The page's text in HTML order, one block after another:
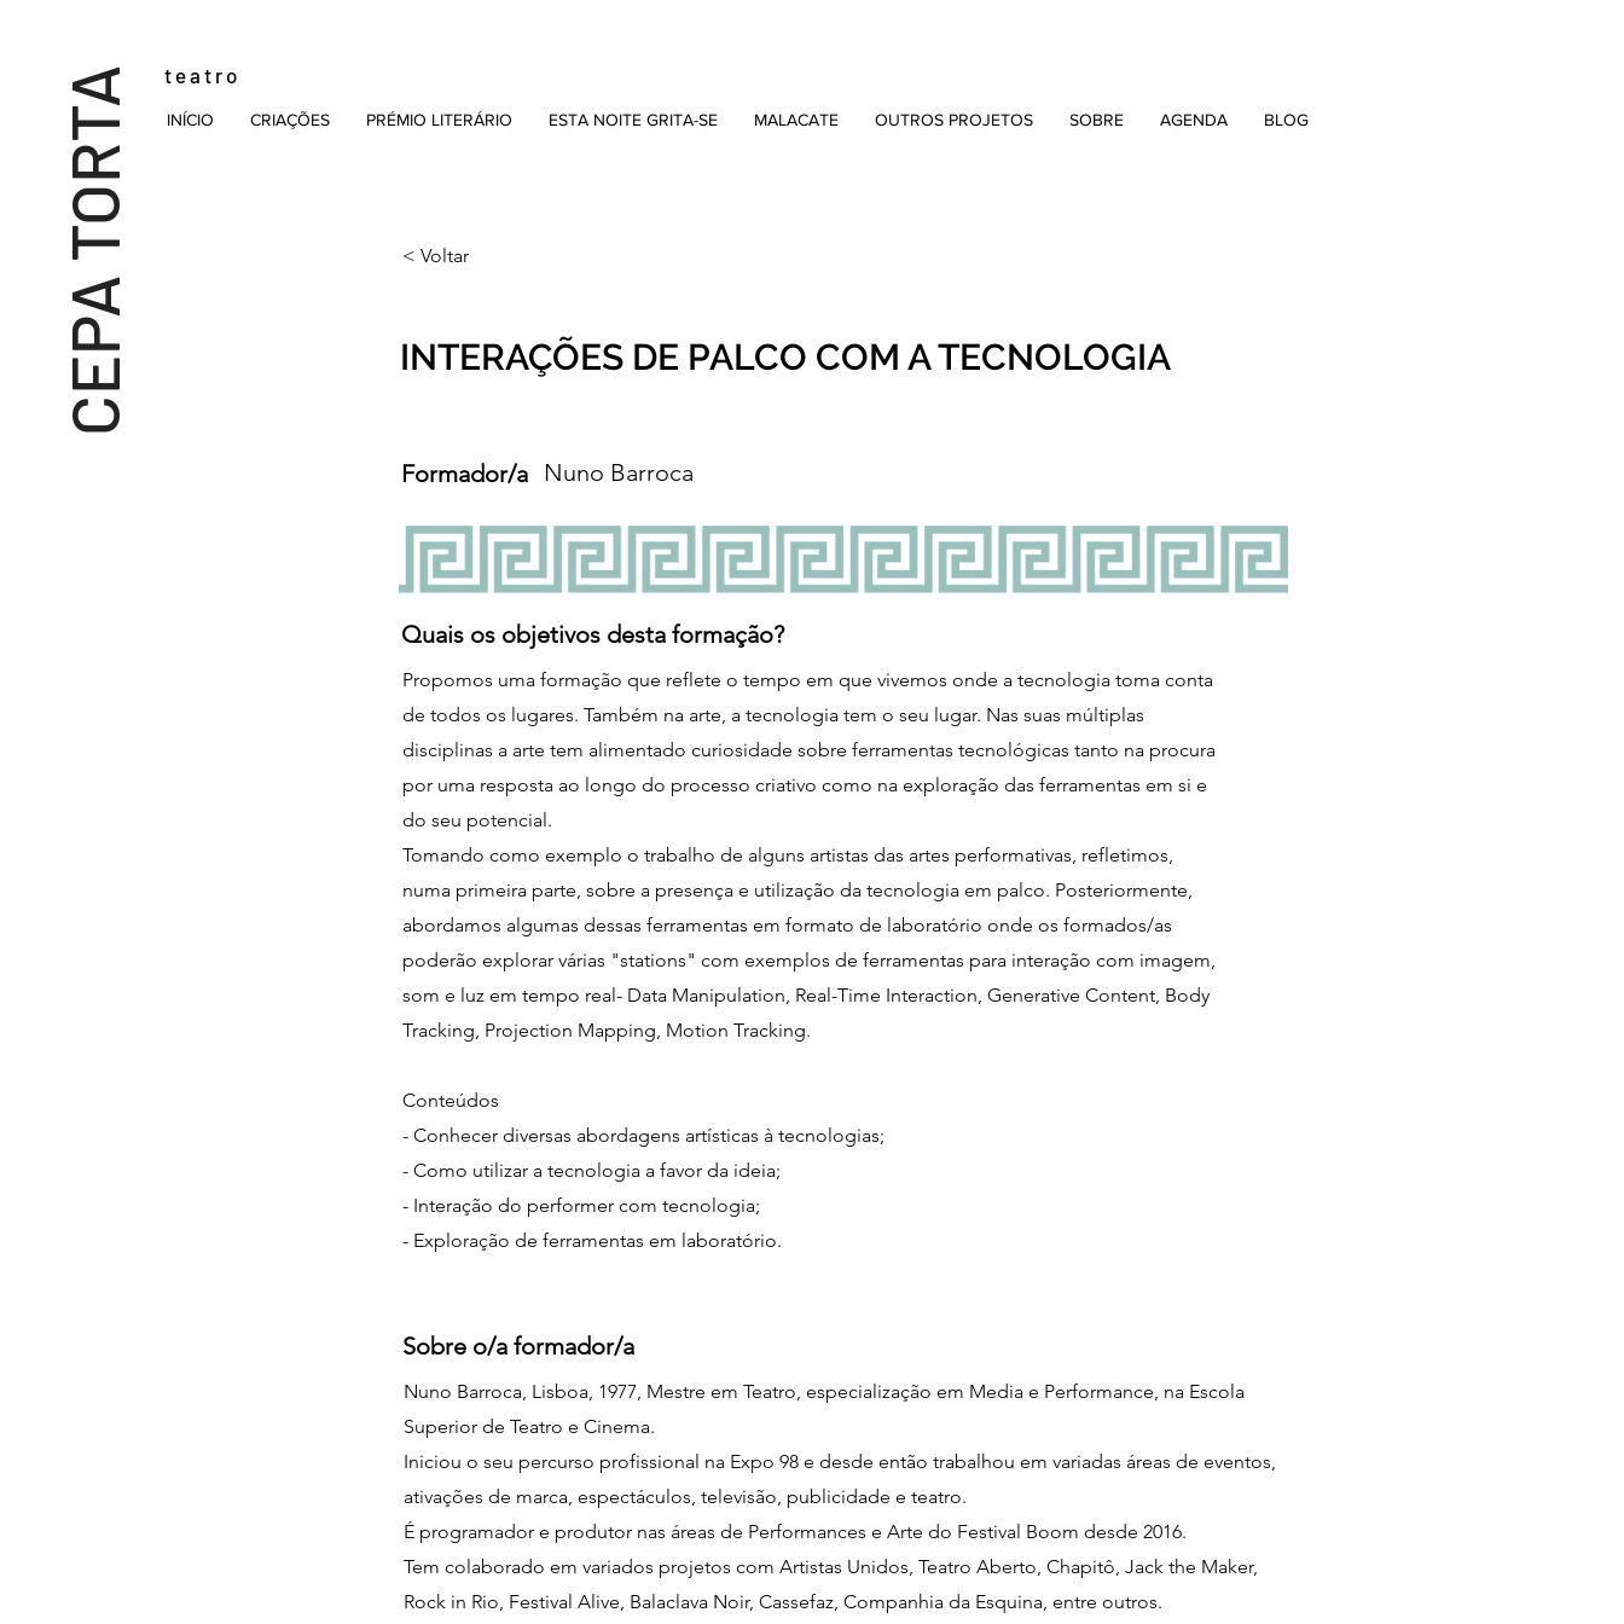
CEPA TORTA t e a t r o
INÍCIO CRIAÇÕES PRÉMIO LITERÁRIO ESTA NOITE GRITA-SE MALACATE OUTROS PROJETOS SOBRE AGENDA BLOG
< Voltar
INTERAÇÕES DE PALCO COM A TECNOLOGIA
Nuno Barroca
Formador/a
Quais os objetivos desta formação?
Propomos uma formação que reflete o tempo em que vivemos onde a tecnologia toma conta
de todos os lugares. Também na arte, a tecnologia tem o seu lugar. Nas suas múltiplas
disciplinas a arte tem alimentado curiosidade sobre ferramentas tecnológicas tanto na procura
por uma resposta ao longo do processo criativo como na exploração das ferramentas em si e
do seu potencial.
Tomando como exemplo o trabalho de alguns artistas das artes performativas, refletimos,
numa primeira parte, sobre a presença e utilização da tecnologia em palco. Posteriormente,
abordamos algumas dessas ferramentas em formato de laboratório onde os formados/as
poderão explorar várias "stations" com exemplos de ferramentas para interação com imagem,
som e luz em tempo real- Data Manipulation, Real-Time Interaction, Generative Content, Body
Tracking, Projection Mapping, Motion Tracking.
Conteúdos
- Conhecer diversas abordagens artísticas à tecnologias;
- Como utilizar a tecnologia a favor da ideia;
- Interação do performer com tecnologia;
- Exploração de ferramentas em laboratório.
Sobre o/a formador/a
Nuno Barroca, Lisboa, 1977, Mestre em Teatro, especialização em Media e Performance, na Escola
Superior de Teatro e Cinema.
Iniciou o seu percurso profissional na Expo 98 e desde então trabalhou em variadas áreas de eventos,
ativações de marca, espectáculos, televisão, publicidade e teatro.
É programador e produtor nas áreas de Performances e Arte do Festival Boom desde 2016.
Tem colaborado em variados projetos com Artistas Unidos, Teatro Aberto, Chapitô, Jack the Maker,
Rock in Rio, Festival Alive, Balaclava Noir, Cassefaz, Companhia da Esquina, entre outros.